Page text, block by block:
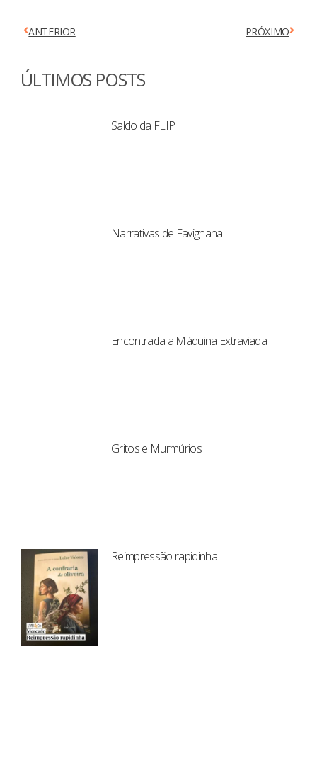
ANTERIOR PRÓXIMO
ÚLTIMOS POSTS
Saldo da FLIP
Narrativas de Favignana
Encontrada a Máquina Extraviada
Gritos e Murmúrios
Reimpressão rapidinha